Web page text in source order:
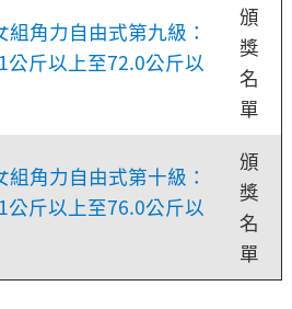
組角力自由式第九級：
公斤以上至72.0公斤以
頒
獎
名
單
組角力自由式第十級：
公斤以上至76.0公斤以
頒
獎
名
單